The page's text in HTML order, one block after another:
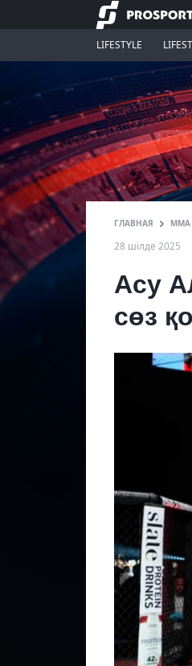
LIFESTYLE
ГЛАВНАЯ ММА
28 шілде 2025
Асу
сөз